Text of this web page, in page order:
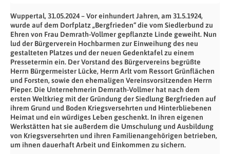
Wuppertal, 31.05.2024 – Vor einhundert Jahren, am 31.5.1924,
wurde auf dem Dorfplatz „Bergfrieden“ die vom Siedlerbund zu
Ehren von Frau Demrath-Vollmer gepflanzte Linde geweiht. Nun
lud der Bürgerverein Hochbarmen zur Einweihung des neu
gestalteten Platzes und der neuen Gedenktafel zu einem
Pressetermin ein. Der Vorstand des Bürgervereins begrüßte
Herrn Bürgermeister Lücke, Herrn Arlt vom Ressort Grünflächen
und Forsten, sowie den ehemaligen Vereinsvorsitzenden Herrn
Pieper. Die Unternehmerin Demrath-Vollmer hat nach dem
ersten Weltkrieg mit der Gründung der Siedlung Bergfrieden auf
ihrem Grund und Boden Kriegsversehrten und Hinterbliebenen
Heimat und ein würdiges Leben geschenkt. In ihren eigenen
Werkstätten hat sie außerdem die Umschulung und Ausbildung
von Kriegsversehrten und ihren Familienangehörigen betrieben,
um ihnen dauerhaft Arbeit und Einkommen zu sichern.